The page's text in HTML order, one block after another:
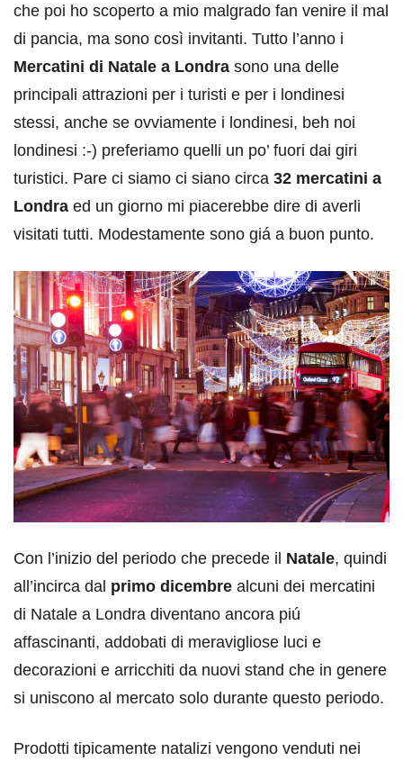
che poi ho scoperto a mio malgrado fan venire il mal
di pancia, ma sono così invitanti. Tutto l’anno i
Mercatini di Natale a Londra sono una delle
principali attrazioni per i turisti e per i londinesi
stessi, anche se ovviamente i londinesi, beh noi
londinesi :-) preferiamo quelli un po’ fuori dai giri
turistici. Pare ci siamo ci siano circa 32 mercatini a
Londra ed un giorno mi piacerebbe dire di averli
visitati tutti. Modestamente sono giá a buon punto.
Con l’inizio del periodo che precede il Natale, quindi
all’incirca dal primo dicembre alcuni dei mercatini
di Natale a Londra diventano ancora piú
affascinanti, addobati di meravigliose luci e
decorazioni e arricchiti da nuovi stand che in genere
si uniscono al mercato solo durante questo periodo.
Prodotti tipicamente natalizi vengono venduti nei